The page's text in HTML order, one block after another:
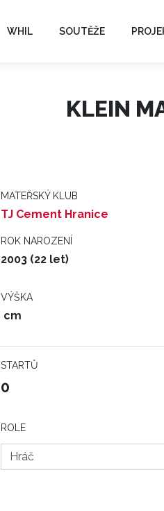
WHIL SOUTĚŽE
KLEIN
MATEŘSKÝ KLUB
TJ Cement Hranice
ROK NAROZENÍ
2003 (22 let)
VÝŠKA
cm
STARTŮ
0
ROLE